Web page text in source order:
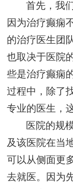
首先，我
因为治疗癫痫
的治疗医生团
也取决于医院
些是治疗癫痫
过程中，除了
专业的医生，
医院的规
及该医院在当
可以从侧面更
去就医。因为